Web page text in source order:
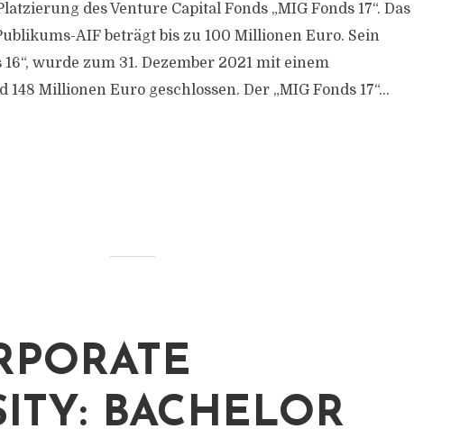
des Venture Capital Fonds „MIG Fonds 17“. Das
AIF beträgt bis zu 100 Millionen Euro. Sein
wurde zum 31. Dezember 2021 mit einem
Millionen Euro geschlossen. Der „MIG Fonds 17“...
BACHELOR